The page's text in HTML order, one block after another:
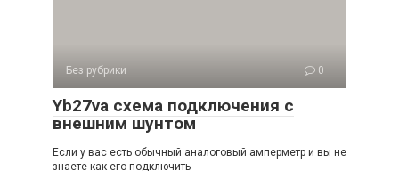
Без рубрики 0
Yb27va схема подключения с
внешним шунтом
Если у вас есть обычный аналоговый амперметр и вы не
знаете как его подключить